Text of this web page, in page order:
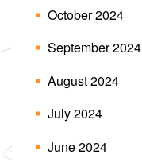
October 2024
September 2024
August 2024
July 2024
June 2024